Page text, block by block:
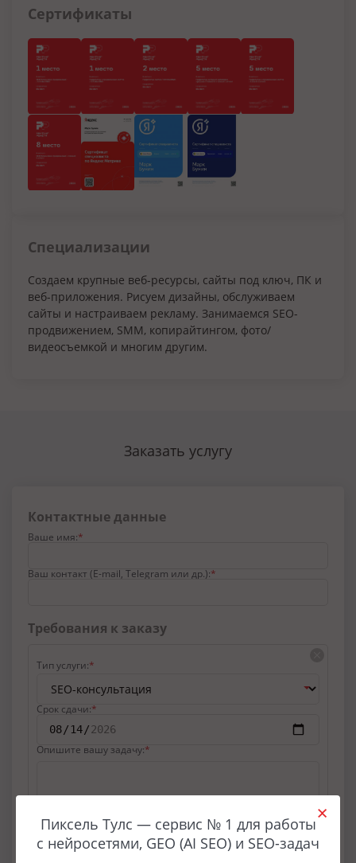
Сертификаты
Специализации
Создаем крупные веб-ресурсы, сайты под ключ, ПК и
веб-приложения. Рисуем дизайны, обслуживаем
сайты и настраиваем рекламу. Занимаемся SEO-
продвижением, SMM, копирайтингом, фото/
видеосъемкой и многим другим.
Заказать услугу
Контактные данные
Ваше имя:
Ваш контакт (E-mail, Telegram или др.):
Требования к заказу
Тип услуги:
Срок сдачи:
Опишите вашу задачу:
Пиксель Тулс — сервис № 1 для работы
с нейросетями, GEO (AI SEO) и SEO-задач